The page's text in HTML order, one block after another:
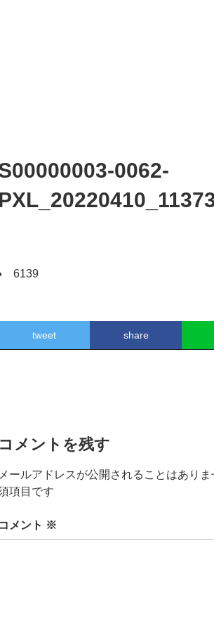
0062-
6139
tweet share
コメントを残す
メールアドレスが公開されることはありま
項目です
コメント ※